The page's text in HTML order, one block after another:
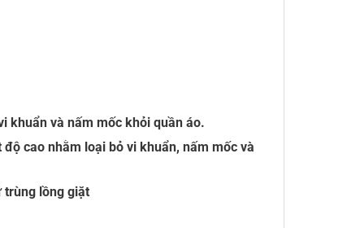
khuẩn và nấm mốc khỏi quần áo.
cao nhằm loại bỏ vi khuẩn, nấm mốc và
trùng lồng giặt